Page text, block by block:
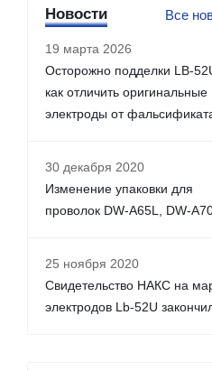
Новости Все
19 марта 2026
Осторожно подделки LB-
как отличить оригинальные
электроды от
30 декабря 2020
Изменение упаковки для
проволок DW-A65L, DW-
25 ноября 2020
Свидетельство НАКС на
электродов Lb-52U